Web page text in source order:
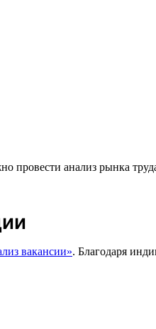
провести анализ рынка
вакансии». Благодаря